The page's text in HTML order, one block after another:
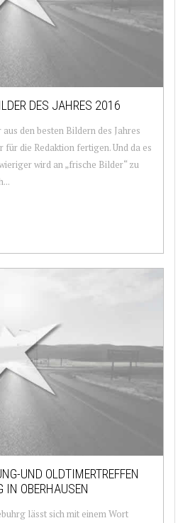
DES JAHRES 2016
aus den besten Bildern des Jahres
für die Redaktion fertigen. Und da es
wird an „frische Bilder“ zu
UND OLDTIMERTREFFEN
IN OBERHAUSEN
lässt sich mit einem Wort